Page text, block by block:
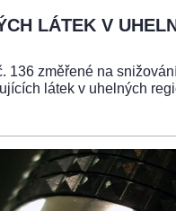
LÁTEK V
136 změřené na
látek v uhelných